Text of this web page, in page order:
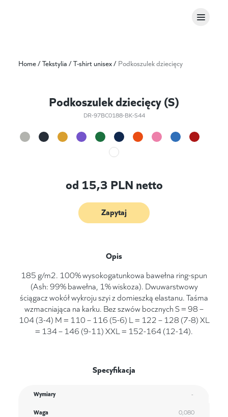
Home/Tekstylia /T-shirt unisex/ Podkoszulek dziecięcy
Podkoszulek dziecięcy (S)
DR-97BC0188-BK-S44
od 15,3 PLN netto
Zapytaj
Opis
185 g/m2. 100% wysokogatunkowa bawełna ring-spun
(Ash: 99% bawełna, 1% wiskoza). Dwuwarstwowy
ściągacz wokół wykroju szyi z domieszką elastanu. Taśma
wzmacniająca na karku. Bez szwów bocznych S = 98 –
104 (3-4) M = 110 – 116 (5-6) L = 122 – 128 (7-8) XL
= 134 – 146 (9-11) XXL = 152-164 (12-14).
Specyfikacja
Wymiary -
Waga 0,080